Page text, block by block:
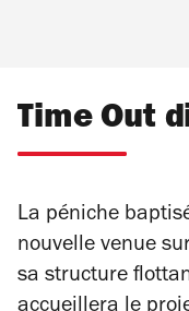
Time Out
La péniche
nouvelle venue
sa structure